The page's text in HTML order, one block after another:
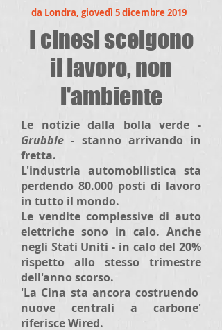
da Londra, giovedì 5 dicembre 2019
I cinesi scelgono
il lavoro, non
l'ambiente
Le notizie dalla bolla verde -
Grubble- stanno arrivando in
fretta.
L'industria automobilistica sta
perdendo 80.000 posti di lavoro
in tutto il mondo.
Le vendite complessive di auto
elettriche sono in calo. Anche
negli Stati Uniti - in calo del 20%
rispetto allo stesso trimestre
dell'anno scorso.
'La Cina sta ancora costruendo
nuove centrali a carbone'
riferisce Wired.